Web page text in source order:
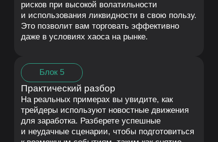
Иван Кондратенко
Трейдер-преподаватель
Опыт торговли на бирже 7 лет
Торговля с использованием побарного